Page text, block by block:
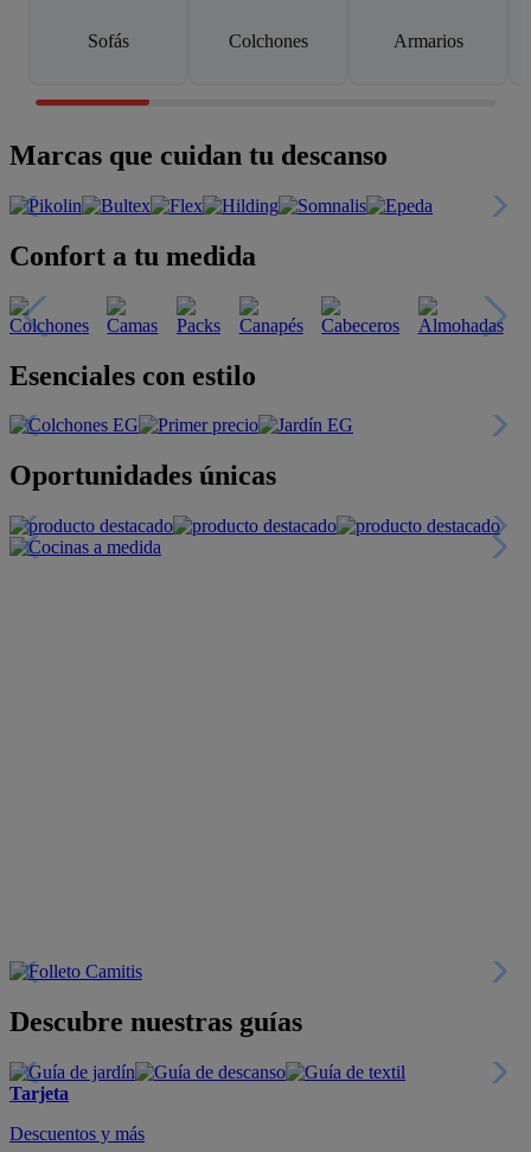
Sofás Colchones Armarios
Marcas que cuidan tu descanso
Confort a tu medida
Esenciales con estilo
Oportunidades únicas
Descubre nuestras guías
Tarjeta
Descuentos y más